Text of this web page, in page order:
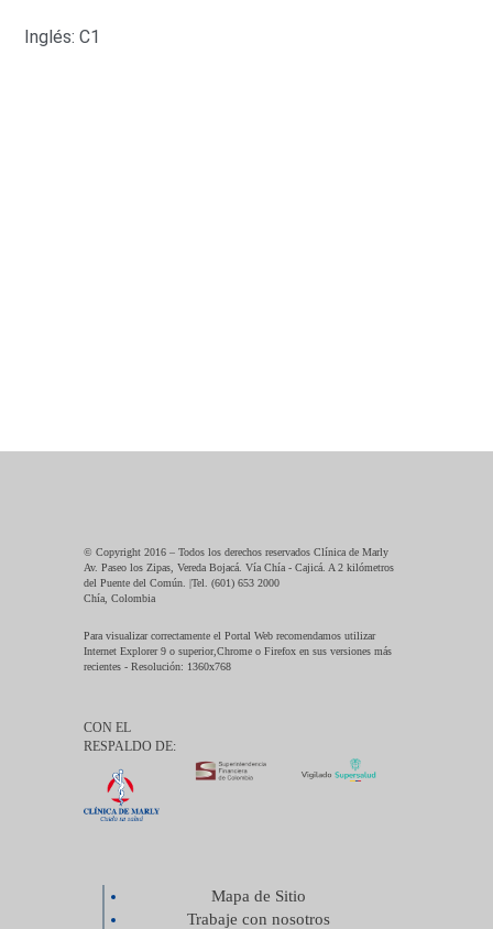
Inglés: C1
© Copyright 2016 – Todos los derechos reservados Clínica de Marly
Av. Paseo los Zipas, Vereda Bojacá. Vía Chía - Cajicá. A 2 kilómetros
del Puente del Común. |Tel. (601) 653 2000
Chía, Colombia
Para visualizar correctamente el Portal Web recomendamos utilizar
Internet Explorer 9 o superior,Chrome o Firefox en sus versiones más
recientes - Resolución: 1360x768
CON EL
RESPALDO DE:
Mapa de Sitio
Trabaje con nosotros